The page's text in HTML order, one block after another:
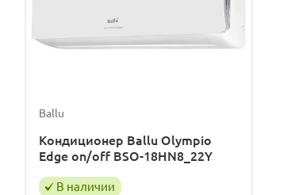
Ballu
Кондиционер Ballu Olympio
Edge on/off BSO-18HN8_22Y
В наличии